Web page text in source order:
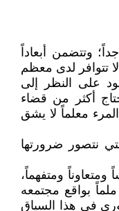
وتتضمن أبعاداً
تتوافر لدى معظم
على النظر إلى
أكثر من قضاء
معلماً لا يشق
نتصور ضرورتها
ومتعاوناً ومتفهماً،
بواقع مجتمعه
في هذا السياق